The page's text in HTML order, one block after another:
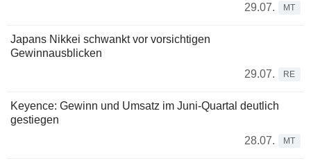
29.07.
MT
Japans Nikkei schwankt vor vorsichtigen
Gewinnausblicken
29.07.
RE
Keyence: Gewinn und Umsatz im Juni-Quartal deutlich
gestiegen
28.07.
MT